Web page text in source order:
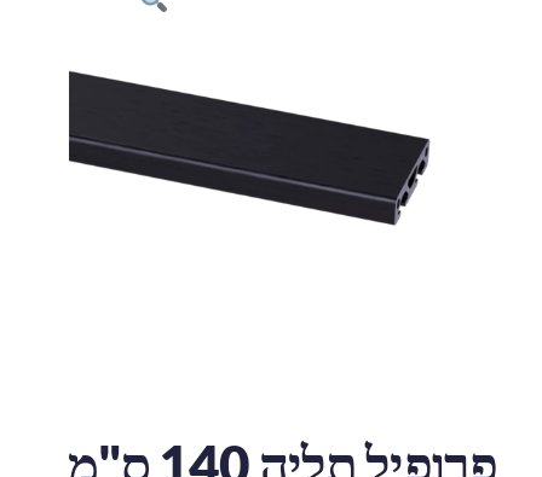
פרופיל תליה 140 ס"מ